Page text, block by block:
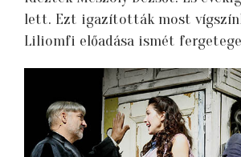
lett. Ezt igazították most
Liliomfi előadása ismét